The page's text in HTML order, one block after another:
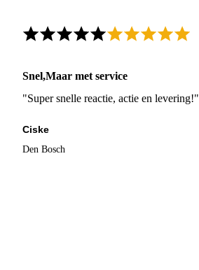
Snel,Maar met service
"Super snelle reactie, actie en levering!"
Ciske
Den Bosch